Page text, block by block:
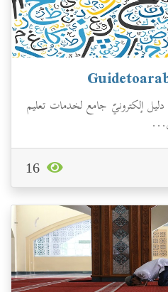
إلكترونيّ جامع لخدمات تعليم